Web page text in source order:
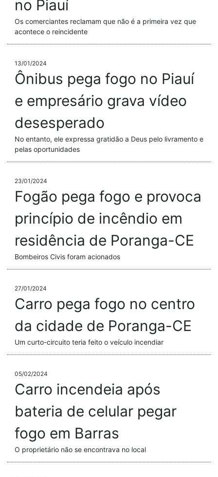
no Piauí
Os comerciantes reclamam que não é a primeira vez que
acontece o reincidente
13/01/2024
Ônibus pega fogo no Piauí
e empresário grava vídeo
desesperado
No entanto, ele expressa gratidão a Deus pelo livramento e
pelas oportunidades
23/01/2024
Fogão pega fogo e provoca
princípio de incêndio em
residência de Poranga-CE
Bombeiros Civis foram acionados
27/01/2024
Carro pega fogo no centro
da cidade de Poranga-CE
Um curto-circuito teria feito o veículo incendiar
05/02/2024
Carro incendeia após
bateria de celular pegar
fogo em Barras
O proprietário não se encontrava no local